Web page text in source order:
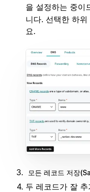
을 설정하는 중이
니다. 선택한 하
요.
모든 레코드 저장
두 레코드가 잘